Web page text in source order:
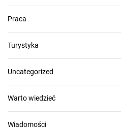
Praca
Turystyka
Uncategorized
Warto wiedzieć
Wiadomości